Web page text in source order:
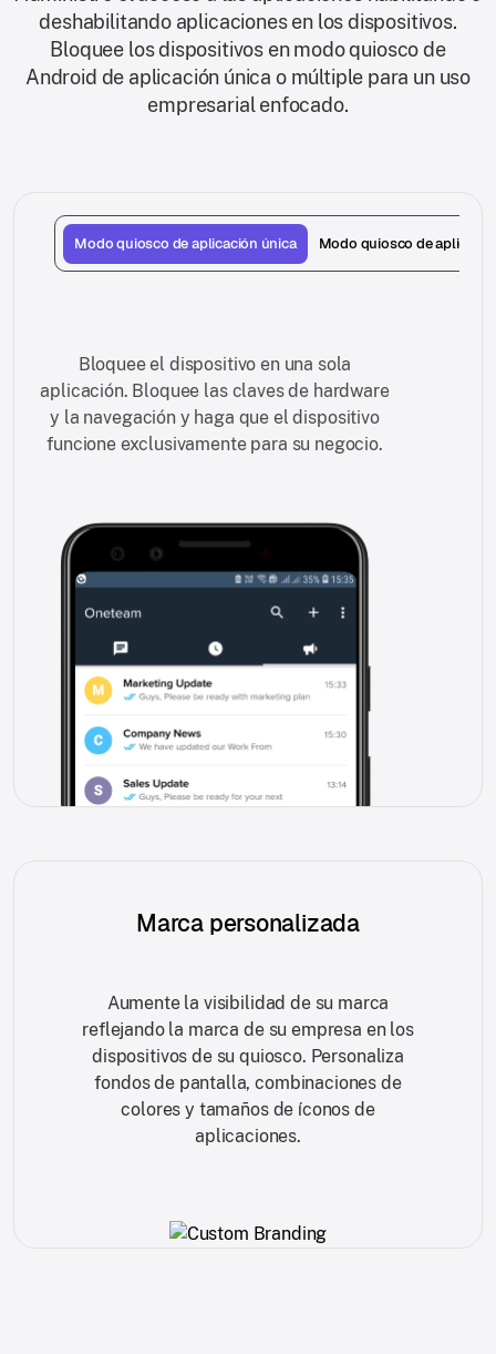
deshabilitando aplicaciones en los dispositivos.
Bloquee los dispositivos en modo quiosco de
Android de aplicación única o múltiple para un uso
empresarial enfocado.
Modo quiosco de aplicación única Modo quiosco de
Bloquee el dispositivo en una sola
aplicación. Bloquee las claves de hardware
y la navegación y haga que el dispositivo
funcione exclusivamente para su negocio.
Marca personalizada
Aumente la visibilidad de su marca
reflejando la marca de su empresa en los
dispositivos de su quiosco. Personaliza
fondos de pantalla, combinaciones de
colores y tamaños de íconos de
aplicaciones.